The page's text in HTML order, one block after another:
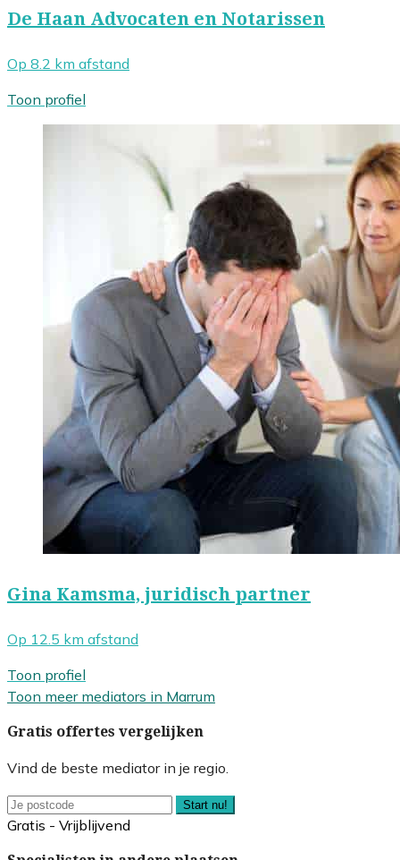
De Haan Advocaten en Notarissen
Op 8.2 km afstand
Toon profiel
Gina Kamsma, juridisch partner
Op 12.5 km afstand
Toon profiel
Toon meer mediators in Marrum
Gratis offertes vergelijken
Vind de beste mediator in je regio.
Start nu!
Gratis - Vrijblijvend